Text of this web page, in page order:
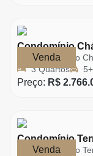
Venda
Condomínio
Condomínio
3 Quartos
Preço: R$
Venda
Condomínio
Condomínio